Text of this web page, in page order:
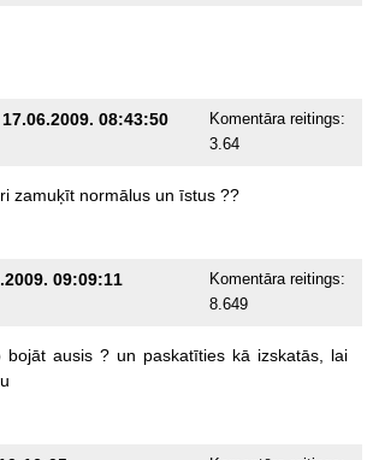
08:43:50
Komentāra reitings:
3.64
zamuķīt normālus un īstus ??
09:09:11
Komentāra reitings:
8.649
bojāt ausis ? un paskatīties kā izskatās,
lai